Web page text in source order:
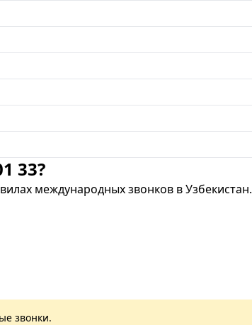
33?
международных звонков в Узбекистан.
звонки.